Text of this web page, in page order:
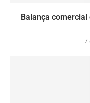
Balança
7